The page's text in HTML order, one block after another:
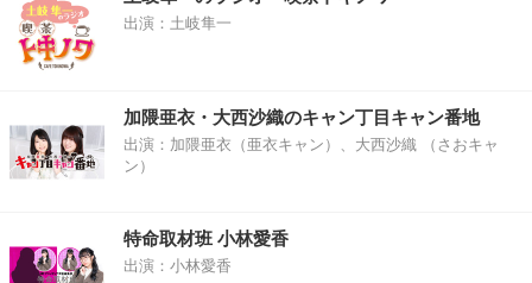
出演：土岐隼一
加隈亜衣・大西沙織のキャン丁目キャン番地
出演：加隈亜衣（亜衣キャン）、大西沙織 （さおキャ
ン）
特命取材班 小林愛香
出演：小林愛香